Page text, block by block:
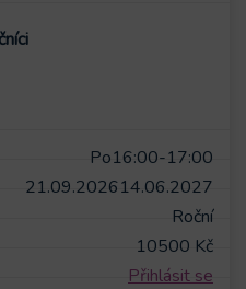
Po16:00-17:00
21.09.202614.06.2027
Roční
10500 Kč
Přihlásit se